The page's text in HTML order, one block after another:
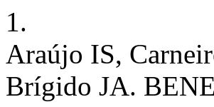
1.
Araújo IS,
Brígido JA.